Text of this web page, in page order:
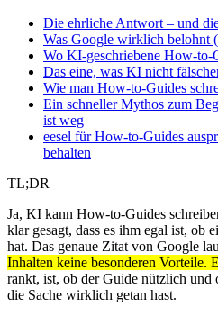
Die ehrliche Antwort – und
Was Google wirklich belohnt
Wo KI-geschriebene How-to-
Das eine, was KI nicht
Wie man How-to-Guides
Ein schneller Mythos zum
ist weg
eesel für How-to-Guides
behalten
TL;DR
Ja, KI kann How-to-Guides
klar gesagt, dass es ihm egal ist, ob
hat. Das genaue Zitat von Google
Inhalten keine besonderen Vorteile.
rankt, ist, ob der Guide nützlich und
die Sache wirklich getan hast.